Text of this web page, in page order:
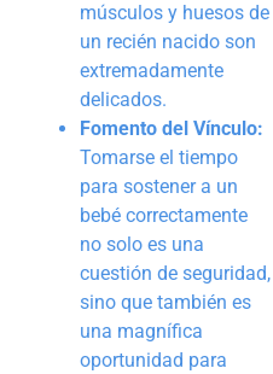
músculos y huesos de
un recién nacido son
extremadamente
delicados.
Fomento del Vínculo:
Tomarse el tiempo
para sostener a un
bebé correctamente
no solo es una
cuestión de seguridad,
sino que también es
una magnífica
oportunidad para